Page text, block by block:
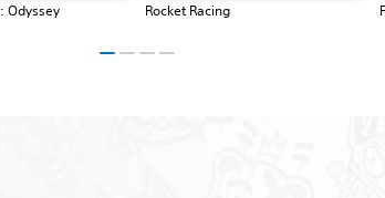
Odyssey Rocket Racing